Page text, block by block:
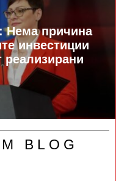
Нема причина
инвестиции
реализирани
BLOG